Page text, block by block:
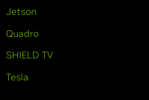
Jetson
Quadro
SHIELD TV
Tesla